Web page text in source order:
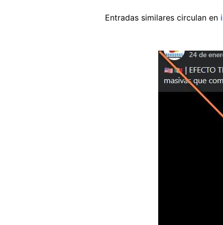
Entradas similares circulan en